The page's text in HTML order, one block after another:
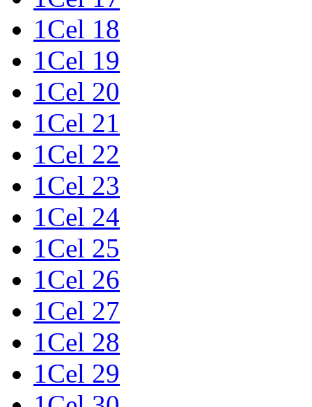
1Cel 18
1Cel 19
1Cel 20
1Cel 21
1Cel 22
1Cel 23
1Cel 24
1Cel 25
1Cel 26
1Cel 27
1Cel 28
1Cel 29